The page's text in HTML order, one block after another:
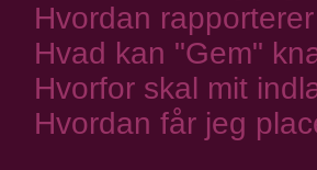
Hvordan
Hvad kan "Gem"
Hvorfor skal mit
Hvordan får jeg